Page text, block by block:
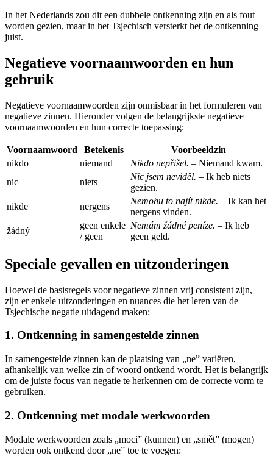
In het Nederlands zou dit een dubbele ontkenning zijn en als fout
worden gezien, maar in het Tsjechisch versterkt het de ontkenning
juist.
Negatieve voornaamwoorden en hun
gebruik
Negatieve voornaamwoorden zijn onmisbaar in het formuleren van
negatieve zinnen. Hieronder volgen de belangrijkste negatieve
voornaamwoorden en hun correcte toepassing:
Voornaamwoord Betekenis
Voorbeeldzin
nikdo
niemand Nikdo nepřišel. – Niemand kwam.
nic
niets
Nic jsem neviděl. – Ik heb niets
gezien.
nikde
nergens
Nemohu to najít nikde. – Ik kan het
nergens vinden.
žádný
geen enkele
/ geen
Nemám žádné peníze. – Ik heb
geen geld.
Speciale gevallen en uitzonderingen
Hoewel de basisregels voor negatieve zinnen vrij consistent zijn,
zijn er enkele uitzonderingen en nuances die het leren van de
Tsjechische negatie uitdagend maken:
1. Ontkenning in samengestelde zinnen
In samengestelde zinnen kan de plaatsing van „ne” variëren,
afhankelijk van welke zin of woord ontkend wordt. Het is belangrijk
om de juiste focus van negatie te herkennen om de correcte vorm te
gebruiken.
2. Ontkenning met modale werkwoorden
Modale werkwoorden zoals „moci” (kunnen) en „smět” (mogen)
worden ook ontkend door „ne” toe te voegen: